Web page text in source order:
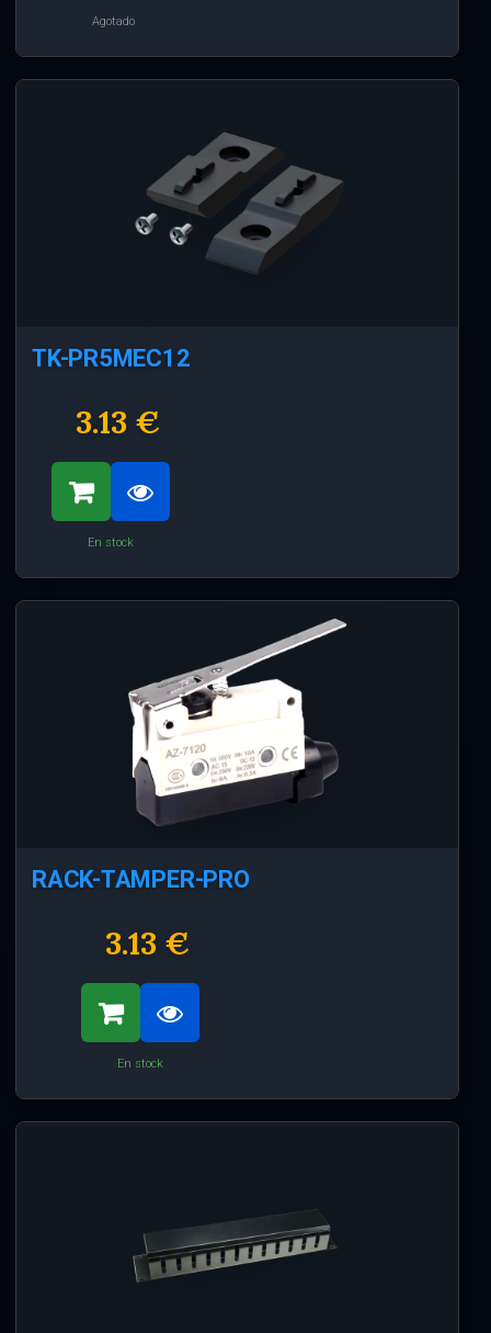
Agotado
TK-PR5MEC12
3.13 €
En stock
RACK-TAMPER-PRO
3.13 €
En stock